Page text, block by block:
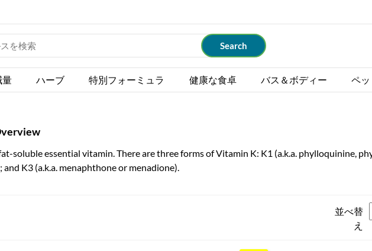
ハーブ 特別フォーミュラ 健康な食卓 バス＆ボディー ペ
soluble essential vitamin. There are three forms of Vitamin K: K1 (a.k.a. phylloquinine,
and K3 (a.k.a. menaphthone or menadione).
並べ替
え